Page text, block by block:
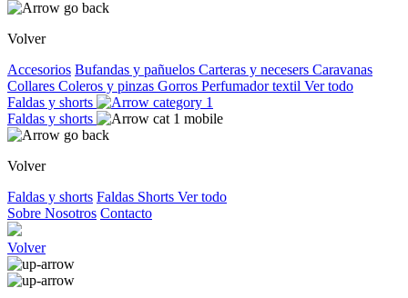
Volver
Accesorios Bufandas y pañuelos Carteras y necesers Caravanas
Collares Coleros y pinzas Gorros Perfumador textil Ver todo
Faldas y shorts
Faldas y shorts
Volver
Faldas y shorts Faldas Shorts Ver todo
Sobre Nosotros Contacto
Volver